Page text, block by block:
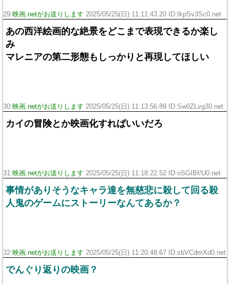
29:映画.netがお送りします 2025/05/25(日) 11:11:43.20 ID:IkpSv3Sc0.net
あの西洋絵画的な絶景をどこまで表現できるか楽し
み
マレニアの第二形態もしっかりと再現してほしい
30:映画.netがお送りします 2025/05/25(日) 11:13:56.89 ID:Sw0ZLvg30.net
カイの冒険とか映画化すればいいだろ
31:映画.netがお送りします 2025/05/25(日) 11:18:22.52 ID:oSGIBf/U0.net
事情がありそうなキャラ達を無慈悲に殺して回る殺
人鬼のゲームにストーリーなんてあるか？
32:映画.netがお送りします 2025/05/25(日) 11:20:48.67 ID:sbVCdmXd0.net
でんぐり返りの映画？